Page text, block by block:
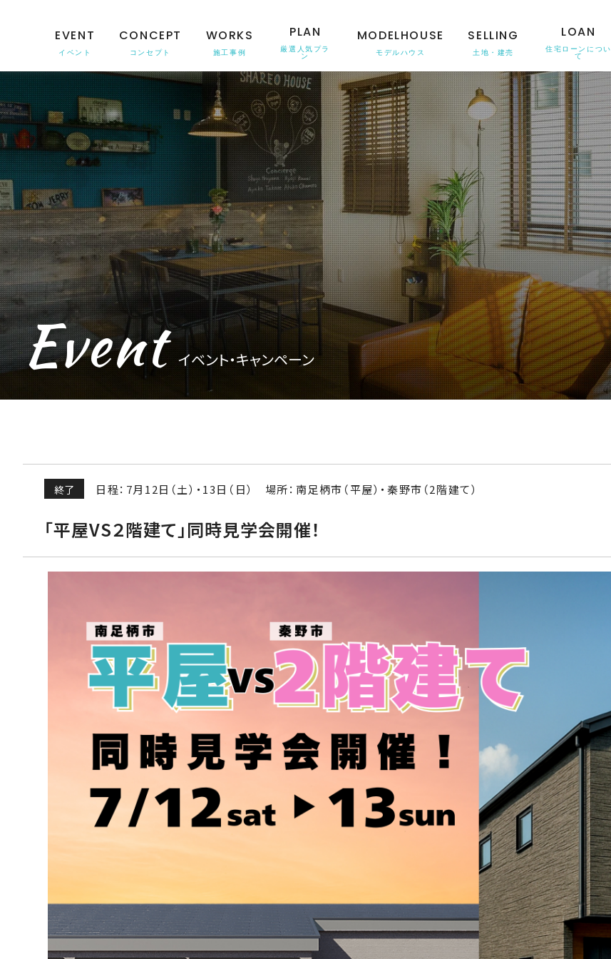
EVENT
イベント
CONCEPT
コンセプト
WORKS
施工事例
PLAN
厳選人気プラ
ン
MODELHOUSE
モデルハウス
SELLING
土地・建売
LOAN
住宅ローンについ
て
Event イベント・キャンペーン
終了 日程：7月12日（土）・13日（日） 場所：南足柄市（平屋）・秦野市（2階建て）
「平屋VS２階建て」同時見学会開催！